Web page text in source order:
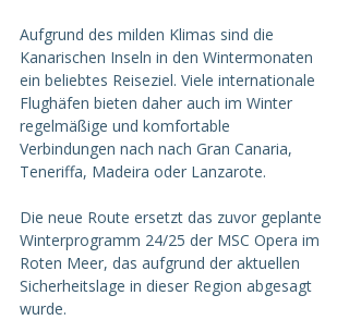
Aufgrund des milden Klimas sind die
Kanarischen Inseln in den Wintermonaten
ein beliebtes Reiseziel. Viele internationale
Flughäfen bieten daher auch im Winter
regelmäßige und komfortable
Verbindungen nach nach Gran Canaria,
Teneriffa, Madeira oder Lanzarote.
Die neue Route ersetzt das zuvor geplante
Winterprogramm 24/25 der MSC Opera im
Roten Meer, das aufgrund der aktuellen
Sicherheitslage in dieser Region abgesagt
wurde.